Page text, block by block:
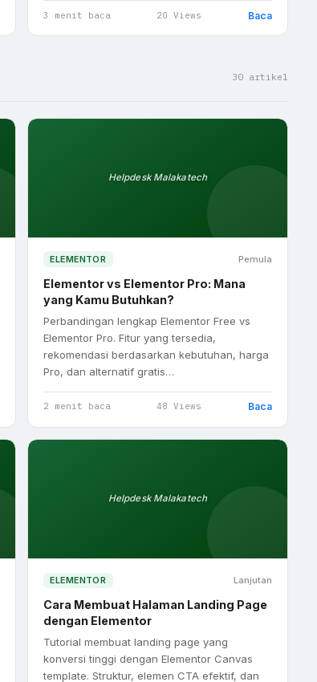
3 menit baca 20 Views Baca
30 artikel
Helpdesk Malakatech
ELEMENTOR Pemula
Elementor vs Elementor Pro: Mana
yang Kamu Butuhkan?
Perbandingan lengkap Elementor Free vs
Elementor Pro. Fitur yang tersedia,
rekomendasi berdasarkan kebutuhan, harga
Pro, dan alternatif gratis…
2 menit baca 48 Views Baca
Helpdesk Malakatech
ELEMENTOR Lanjutan
Cara Membuat Halaman Landing Page
dengan Elementor
Tutorial membuat landing page yang
konversi tinggi dengan Elementor Canvas
template. Struktur, elemen CTA efektif, dan